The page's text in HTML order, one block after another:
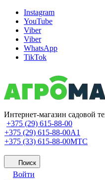
Instagram
YouTube
Viber
Viber
WhatsApp
TikTok
Интернет-магазин садовой
+375 (29) 615-88-00
+375 (29) 615-88-00A1
+375 (33) 615-88-00МТС
Поиск
Войти